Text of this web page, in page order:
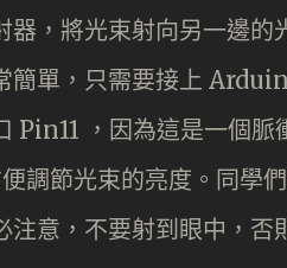
器，將光束射向另一邊的
簡單，只需要接上
Pin11 ，因為這是一個
節光束的亮度。同學
意，不要射到眼中，否